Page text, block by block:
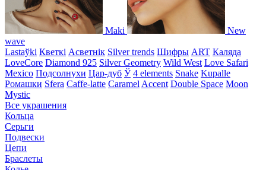
Maki
New
wave
Lastaўki Кветкі Асветнiк Silver trends Шифры ART Каляда
LoveCore Diamond 925 Silver Geometry Wild West Love Safari
Mexico Подсолнухи Цар-дуб Ў 4 elements Snake Kupalle
Ромашки Sfera Caffe-latte Caramel Accent Double Space Moon
Mystic
Все украшения
Кольца
Серьги
Подвески
Цепи
Браслеты